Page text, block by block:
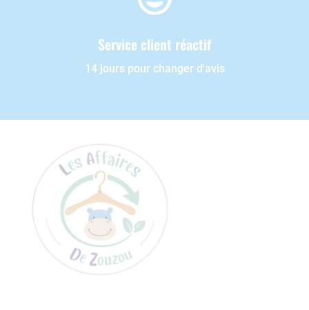
Service client réactif
14 jours pour changer d'avis